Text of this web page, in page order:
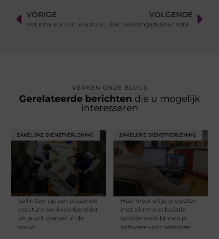
VORIGE
Het interieur van je auto schoonmaken
VOLGENDE
Een belastingadviseur nabij Sliedrecht die zich volledig inzet voor uw bedrijf
VERKEN ONZE BLOGS
Gerelateerde berichten die u mogelijk
interesseren
ZAKELIJKE DIENSTVERLENING
Solliciteer op een passende
vacature werkvoorbereider
als je wilt werken in de
bouw
ZAKELIJKE DIENSTVERLENING
Haal meer uit je projecten
met slimme calculatie
schilderwerk binnen je
software voor bedrijven